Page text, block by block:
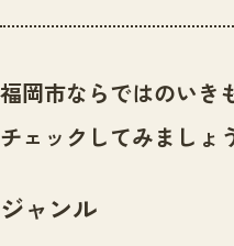
センター紹介
センター紹介
サイトポリシー
ニュース
いきものガイド
イベント
福岡市ならではのいき
チェックしてみましょ
ジャンル